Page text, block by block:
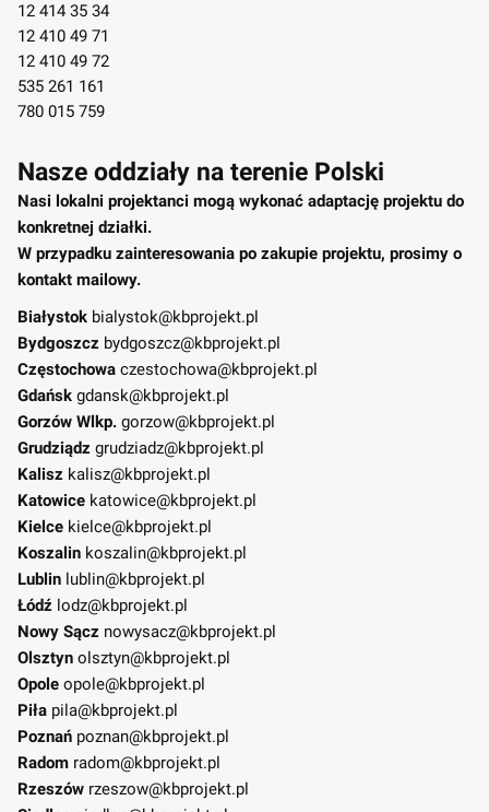
12 414 35 34
12 410 49 71
12 410 49 72
535 261 161
780 015 759
Nasze oddziały na terenie Polski
Nasi lokalni projektanci mogą wykonać adaptację projektu do
konkretnej działki.
W przypadku zainteresowania po zakupie projektu, prosimy o
kontakt mailowy.
Białystok bialystok@kbprojekt.pl
Bydgoszcz bydgoszcz@kbprojekt.pl
Częstochowa czestochowa@kbprojekt.pl
Gdańsk gdansk@kbprojekt.pl
Gorzów Wlkp. gorzow@kbprojekt.pl
Grudziądz grudziadz@kbprojekt.pl
Kalisz kalisz@kbprojekt.pl
Katowice katowice@kbprojekt.pl
Kielce kielce@kbprojekt.pl
Koszalin koszalin@kbprojekt.pl
Lublin lublin@kbprojekt.pl
Łódź lodz@kbprojekt.pl
Nowy Sącz nowysacz@kbprojekt.pl
Olsztyn olsztyn@kbprojekt.pl
Opole opole@kbprojekt.pl
Piła pila@kbprojekt.pl
Poznań poznan@kbprojekt.pl
Radom radom@kbprojekt.pl
Rzeszów rzeszow@kbprojekt.pl